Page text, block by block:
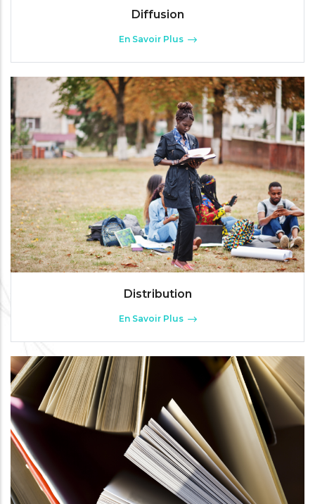
Diffusion
En Savoir Plus
Distribution
En Savoir Plus